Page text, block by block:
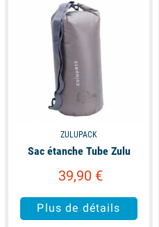
ZULUPACK
Sac étanche Tube Zulu
39,90 €
Plus de détails